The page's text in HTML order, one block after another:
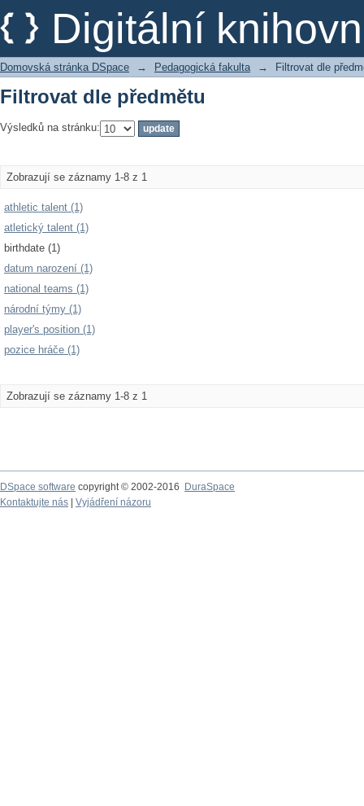
Digitální
Filtrovat dle předmětu
Domovská stránka DSpace → Pedagogická fakulta → Filtrovat dle
Filtrovat dle předmětu
Výsledků na stránku:
Zobrazují se záznamy 1-8 z 1
athletic talent (1)
atletický talent (1)
birthdate (1)
datum narození (1)
national teams (1)
národní týmy (1)
player's position (1)
pozice hráče (1)
Zobrazují se záznamy 1-8 z 1
DSpace software copyright © 2002-2016
DuraSpace
Kontaktujte nás
Vyjádření názoru